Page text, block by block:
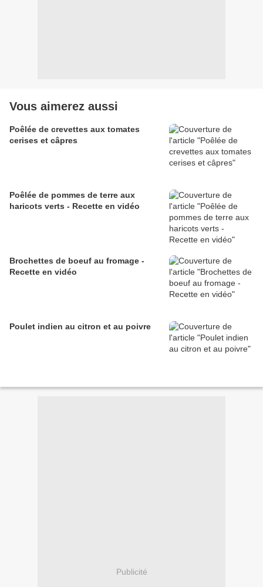
Vous aimerez aussi
Poêlée de crevettes aux tomates
cerises et câpres
Poêlée de pommes de terre aux
haricots verts - Recette en vidéo
Brochettes de boeuf au fromage -
Recette en vidéo
Poulet indien au citron et au poivre
Publicité